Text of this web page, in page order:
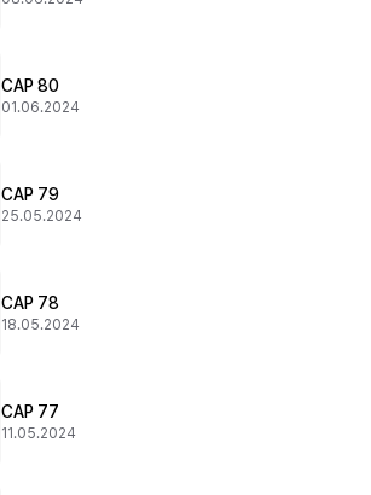
CAP 80
01.06.2024
CAP 79
25.05.2024
CAP 78
18.05.2024
CAP 77
11.05.2024